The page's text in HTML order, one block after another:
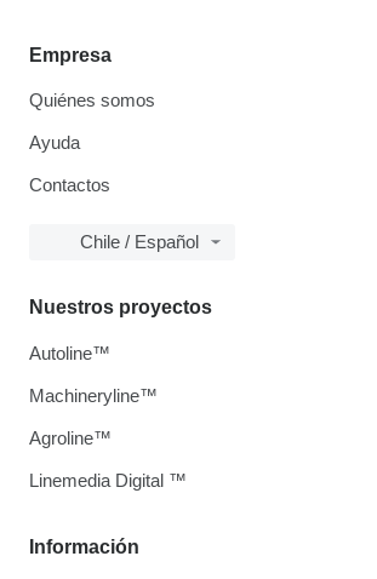
Empresa
Quiénes somos
Ayuda
Contactos
Chile / Español
Información
Nuestros proyectos
Autoline™
Machineryline™
Agroline™
Linemedia Digital ™